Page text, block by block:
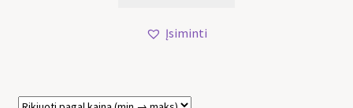
Įsiminti